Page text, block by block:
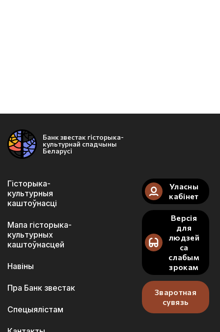
Банк звестак гісторыка-
культурнай спадчыны
Беларусі
Гісторыка-
культурныя
каштоўнасці
Мапа гісторыка-
культурных
каштоўнасцей
Навіны
Пра Банк звестак
Спецыялістам
Уласны
кабінет
Версія
для
людзей
са
слабым
зрокам
Зваротная
сувязь